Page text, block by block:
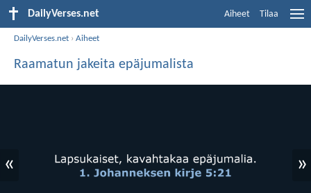
DailyVerses.net Aiheet Tilaa
DailyVerses.net ›Aiheet
Raamatun jakeita epäjumalista
« »